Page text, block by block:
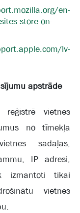
en-
store-on-
lv-
apstrāde
reģistrē vietnes
no tīmekļa
sadaļas,
IP adresi,
izmantoti tikai
vietnes